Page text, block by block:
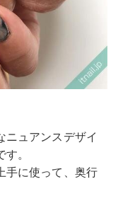
ニュアンスデザイ
。
手に使って、奥行